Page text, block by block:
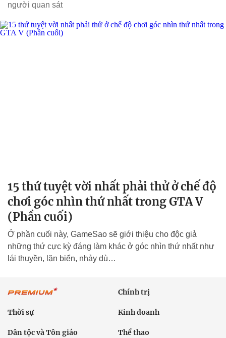
người quan sát
15 thứ tuyệt vời nhất phải thử ở chế độ
chơi góc nhìn thứ nhất trong GTA V
(Phần cuối)
Ở phần cuối này, GameSao sẽ giới thiệu cho độc giả
những thứ cực kỳ đáng làm khác ở góc nhìn thứ nhất như
lái thuyền, lặn biển, nhảy dù…
Chính trị
Thời sự Kinh doanh
Dân tộc và Tôn giáo Thể thao